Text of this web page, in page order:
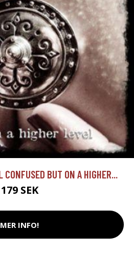
BUT ON A HIGHER...
179 SEK
MER INFO!